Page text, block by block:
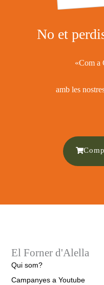
No et
«Com a
amb les
El Forner d'Alella
Qui som?
Campanyes a Youtube